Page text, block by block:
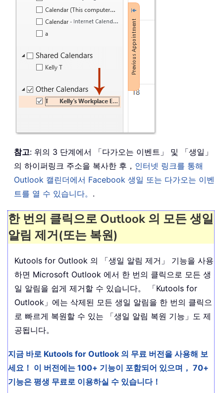
참고: 위의 3 단계에서 「다가오는 이벤트」 및 「생일」
의 하이퍼링크 주소을 복사한 후， 인터넷 링크를 통해
Outlook 캘린더에서 Facebook 생일 또는 다가오는 이벤
트를 열 수 있습니다。 .
한 번의 클릭으로 Outlook 의 모든 생일
알림 제거(또는 복원)
Kutools for Outlook 의 「생일 알림 제거」 기능을 사용
하면 Microsoft Outlook 에서 한 번의 클릭으로 모든 생
일 알림을 쉽게 제거할 수 있습니다。 「Kutools for
Outlook」에는 삭제된 모든 생일 알림을 한 번의 클릭으
로 빠르게 복원할 수 있는 「생일 알림 복원 기능」도 제
공됩니다。
지금 바로 Kutools for Outlook 의 무료 버전을 사용해 보
세요！ 이 버전에는 100+ 기능이 포함되어 있으며， 70+
기능은 평생 무료로 이용하실 수 있습니다！